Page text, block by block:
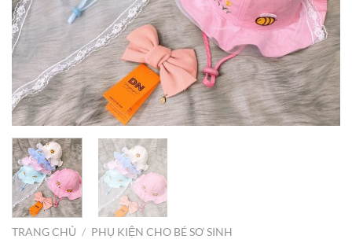
TRANG CHỦ / PHỤ KIỆN CHO BÉ SƠ SINH